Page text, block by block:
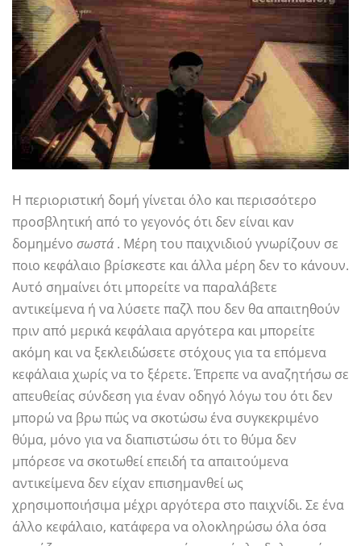
Η περιοριστική δομή γίνεται όλο και περισσότερο
προσβλητική από το γεγονός ότι δεν είναι καν
δομημένο σωστά . Μέρη του παιχνιδιού γνωρίζουν σε
ποιο κεφάλαιο βρίσκεστε και άλλα μέρη δεν το κάνουν.
Αυτό σημαίνει ότι μπορείτε να παραλάβετε
αντικείμενα ή να λύσετε παζλ που δεν θα απαιτηθούν
πριν από μερικά κεφάλαια αργότερα και μπορείτε
ακόμη και να ξεκλειδώσετε στόχους για τα επόμενα
κεφάλαια χωρίς να το ξέρετε. Έπρεπε να αναζητήσω σε
απευθείας σύνδεση για έναν οδηγό λόγω του ότι δεν
μπορώ να βρω πώς να σκοτώσω ένα συγκεκριμένο
θύμα, μόνο για να διαπιστώσω ότι το θύμα δεν
μπόρεσε να σκοτωθεί επειδή τα απαιτούμενα
αντικείμενα δεν είχαν επισημανθεί ως
χρησιμοποιήσιμα μέχρι αργότερα στο παιχνίδι. Σε ένα
άλλο κεφάλαιο, κατάφερα να ολοκληρώσω όλα όσα